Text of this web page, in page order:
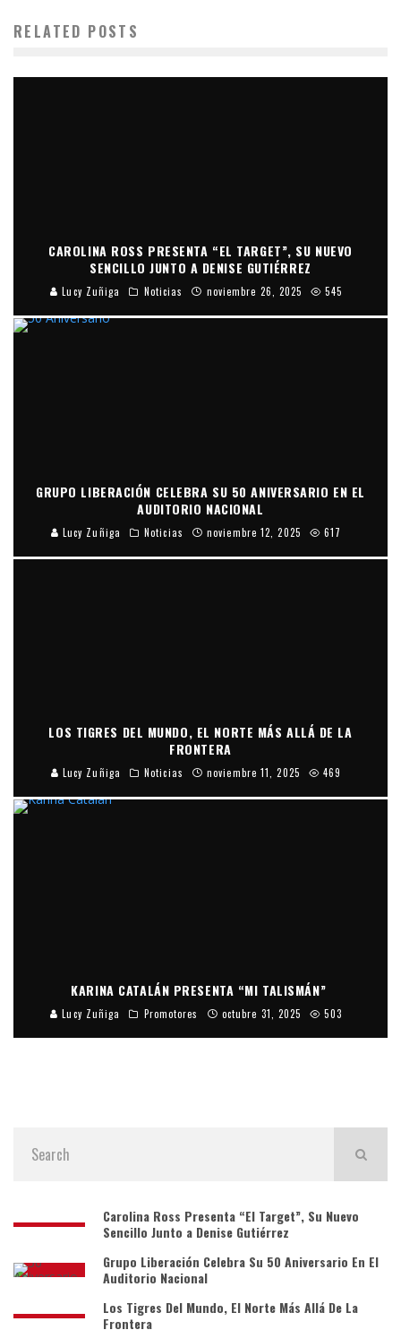
RELATED POSTS
CAROLINA ROSS PRESENTA “EL TARGET”, SU NUEVO
SENCILLO JUNTO A DENISE GUTIÉRREZ
Lucy Zuñiga Noticias noviembre 26, 2025 545
GRUPO LIBERACIÓN CELEBRA SU 50 ANIVERSARIO EN EL
AUDITORIO NACIONAL
Lucy Zuñiga Noticias noviembre 12, 2025 617
LOS TIGRES DEL MUNDO, EL NORTE MÁS ALLÁ DE LA
FRONTERA
Lucy Zuñiga Noticias noviembre 11, 2025 469
KARINA CATALÁN PRESENTA “MI TALISMÁN”
Lucy Zuñiga Promotores octubre 31, 2025 503
Carolina Ross Presenta “El Target”, Su Nuevo
Sencillo Junto a Denise Gutiérrez
Grupo Liberación Celebra Su 50 Aniversario En El
Auditorio Nacional
Los Tigres Del Mundo, El Norte Más Allá De La
Frontera